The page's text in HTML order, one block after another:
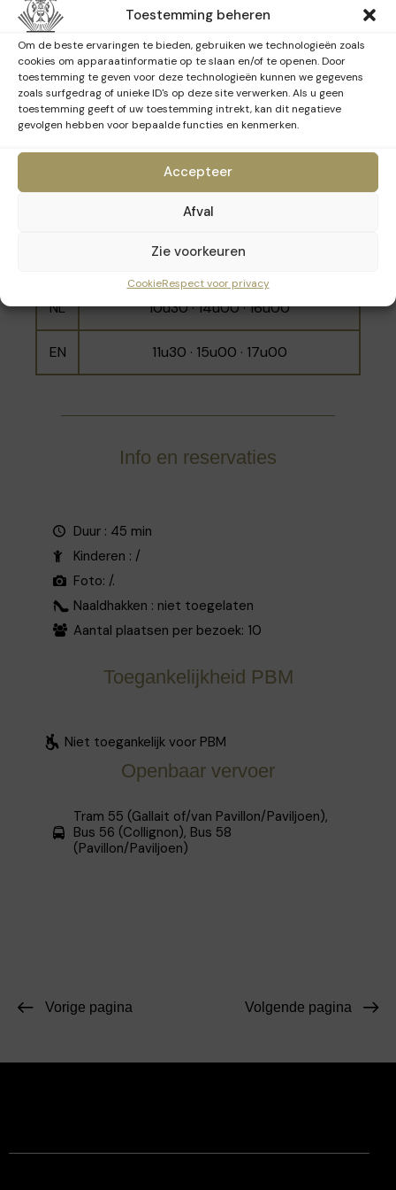
Toestemming beheren
Om de beste ervaringen te bieden, gebruiken we technologieën zoals
cookies om apparaatinformatie op te slaan en/of te openen. Door
toestemming te geven voor deze technologieën kunnen we gegevens
zoals surfgedrag of unieke ID's op deze site verwerken. Als u geen
toestemming geeft of uw toestemming intrekt, kan dit negatieve
gevolgen hebben voor bepaalde functies en kenmerken.
Accepteer
Afval
Zie voorkeuren
CookieRespect voor privacy
over kunst en natuur.
NL 10u00 - 12u00 - 15u30
EN 11u00 · 14u30 · 16u30
Zondag 29 maart 2026
Tijdstippen
10u00 · 11u00 · 12u00 · 14u30 · 15u30 ·
NL 10u30 · 14u00 · 16u00
EN 11u30 · 15u00 · 17u00
Info en reservaties
Duur : 45 min
Kinderen : /
Foto: /.
Naaldhakken : niet toegelaten
Aantal plaatsen per bezoek: 10
Toegankelijkheid PBM
Niet toegankelijk voor PBM
Openbaar vervoer
Tram 55 (Gallait of/van Pavillon/Paviljoen),
Bus 56 (Collignon), Bus 58
(Pavillon/Paviljoen)
Vorige pagina Volgende pagina